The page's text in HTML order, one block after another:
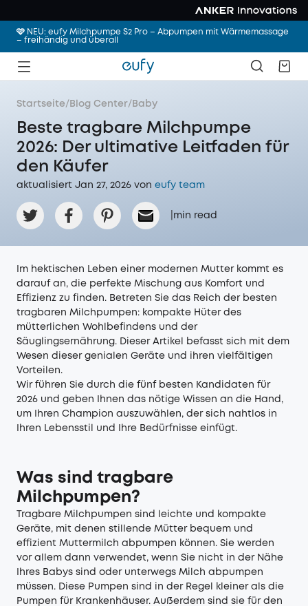
🩷 NEU: eufy Milchpumpe S2 Pro – Abpumpen mit Wärmemassage
– freihändig und überall
Startseite/ Blog Center/ Baby
Beste tragbare Milchpumpe
2026: Der ultimative Leitfaden für
den Käufer
aktualisiert Jan 27, 2026 von eufy team
min read
Im hektischen Leben einer modernen Mutter kommt es
darauf an, die perfekte Mischung aus Komfort und
Effizienz zu finden. Betreten Sie das Reich der besten
tragbaren Milchpumpen: kompakte Hüter des
mütterlichen Wohlbefindens und der
Säuglingsernährung. Dieser Artikel befasst sich mit dem
Wesen dieser genialen Geräte und ihren vielfältigen
Vorteilen.
Wir führen Sie durch die fünf besten Kandidaten für
2026 und geben Ihnen das nötige Wissen an die Hand,
um Ihren Champion auszuwählen, der sich nahtlos in
Ihren Lebensstil und Ihre Bedürfnisse einfügt.
Was sind tragbare
Milchpumpen?
Tragbare Milchpumpen sind leichte und kompakte
Geräte, mit denen stillende Mütter bequem und
effizient Muttermilch abpumpen können. Sie werden
vor allem dann verwendet, wenn Sie nicht in der Nähe
Ihres Babys sind oder unterwegs Milch abpumpen
müssen. Diese Pumpen sind in der Regel kleiner als die
Pumpen für Krankenhäuser. Außerdem sind sie für den